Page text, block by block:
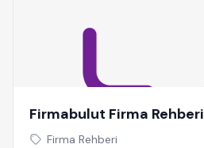
Firmabulut Firma Rehberi
Firma Rehberi